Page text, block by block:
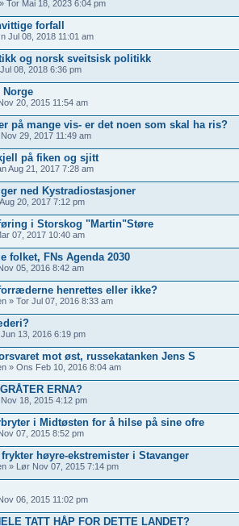
Tor Mai 18, 2023 6:04 pm
forfall
Jul 08, 2018 11:01 am
og norsk sveitsisk politikk
08, 2018 6:36 pm
Norge
20, 2015 11:54 am
på mange vis- er det noen som skal ha ris?
29, 2017 11:49 am
på fiken og sjitt
Aug 21, 2017 7:28 am
ned Kystradiostasjoner
20, 2017 7:12 pm
i Storskog "Martin"Støre
07, 2017 10:40 am
folket, FNs Agenda 2030
05, 2016 8:42 am
henrettes eller ikke?
» Tor Jul 07, 2016 8:33 am
13, 2016 6:19 pm
mot øst, russekatanken Jens S
» Ons Feb 10, 2016 8:04 am
ERNA?
18, 2015 4:12 pm
i Midtøsten for å hilse på sine ofre
07, 2015 8:52 pm
frykter høyre-ekstremister i Stavanger
» Lør Nov 07, 2015 7:14 pm
06, 2015 11:02 pm
TATT HÅP FOR DETTE LANDET?